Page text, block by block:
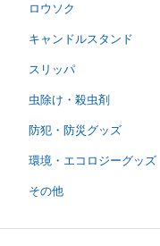
ロウソク
キャンドルスタンド
スリッパ
虫除け・殺虫剤
防犯・防災グッズ
環境・エコロジーグッズ
その他